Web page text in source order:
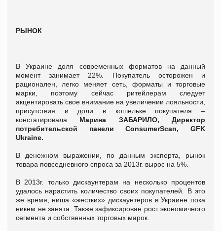
РЫНОК
В Украине доля современных форматов на данный
момент занимает 22%. Покупатель осторожен и
рационален, легко меняет сеть, форматы и торговые
марки, поэтому сейчас ритейлерам следует
акцентировать свое внимание на увеличении лояльности,
присутствия и доли в кошельке покупателя –
констатировала Марина ЗАБАРИЛО, Директор
потребительской панели ConsumerScan, GFK
Ukraine.
В денежном выражении, по данным эксперта, рынок
товара повседневного спроса за 2013г. вырос на 5%.
В 2013г. только дискаунтерам на несколько процентов
удалось нарастить количество своих покупателей. В это
же время, ниша «жестких» дискаунтеров в Украине пока
никем не занята. Также зафиксирован рост экономичного
сегмента и собственных торговых марок.